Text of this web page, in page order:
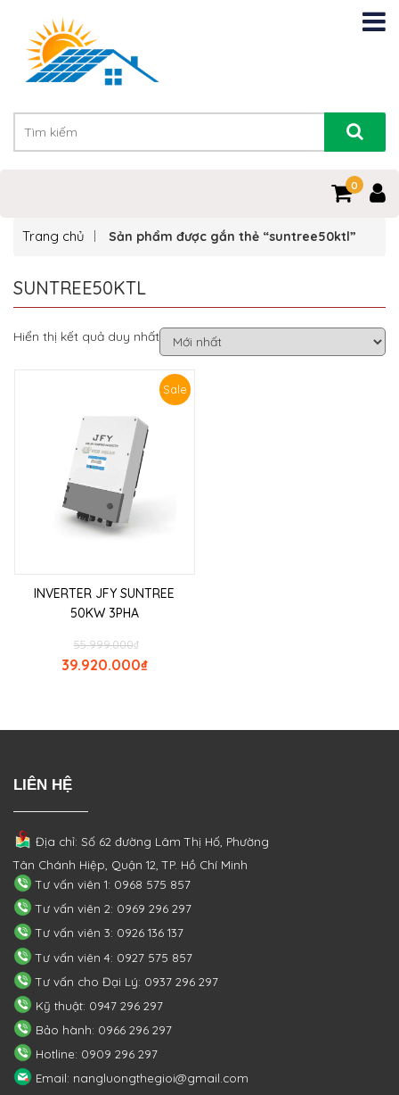
0
Trang chủ Sản phẩm được gắn thẻ “suntree50ktl”
SUNTREE50KTL
Hiển thị kết quả duy nhất
Sale
INVERTER JFY SUNTREE
50KW 3PHA
₫
55.999.000
₫
39.920.000
LIÊN HỆ
Địa chỉ: Số 62 đường Lâm Thị Hố, Phường
Tân Chánh Hiệp, Quận 12, TP. Hồ Chí Minh
Tư vấn viên 1: 0968 575 857
Tư vấn viên 2: 0969 296 297
Tư vấn viên 3: 0926 136 137
Tư vấn viên 4: 0927 575 857
Tư vấn cho Đại Lý: 0937 296 297
Kỹ thuật: 0947 296 297
Bảo hành: 0966 296 297
Hotline: 0909 296 297
Email: nangluongthegioi@gmail.com